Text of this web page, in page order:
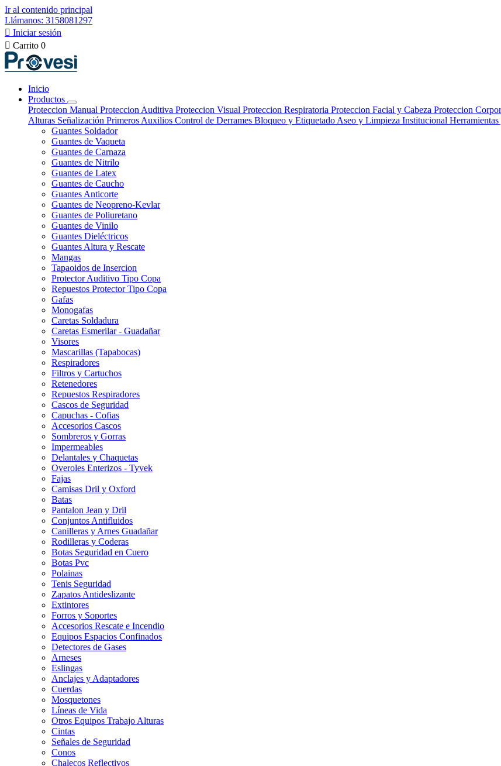
Ir al contenido principal
Llámanos: 3158081297
 Iniciar sesión
 Carrito 0
Inicio
Productos
Proteccion Manual Proteccion Auditiva Proteccion Visual Proteccion Respiratoria Proteccion Facial y Cabeza Proteccion
Alturas Señalización Primeros Auxilios Control de Derrames Bloqueo y Etiquetado Aseo y Limpieza Institucional
Guantes Soldador
Guantes de Vaqueta
Guantes de Carnaza
Guantes de Nitrilo
Guantes de Latex
Guantes de Caucho
Guantes Anticorte
Guantes de Neopreno-Kevlar
Guantes de Poliuretano
Guantes de Vinilo
Guantes Dieléctricos
Guantes Altura y Rescate
Mangas
Tapaoidos de Insercion
Protector Auditivo Tipo Copa
Repuestos Protector Tipo Copa
Gafas
Monogafas
Caretas Soldadura
Caretas Esmerilar - Guadañar
Visores
Mascarillas (Tapabocas)
Respiradores
Filtros y Cartuchos
Retenedores
Repuestos Respiradores
Cascos de Seguridad
Capuchas - Cofias
Accesorios Cascos
Sombreros y Gorras
Impermeables
Delantales y Chaquetas
Overoles Enterizos - Tyvek
Fajas
Camisas Dril y Oxford
Batas
Pantalon Jean y Dril
Conjuntos Antifluidos
Canilleras y Arnes Guadañar
Rodilleras y Coderas
Botas Seguridad en Cuero
Botas Pvc
Polainas
Tenis Seguridad
Zapatos Antideslizante
Extintores
Forros y Soportes
Accesorios Rescate e Incendio
Equipos Espacios Confinados
Detectores de Gases
Arneses
Eslingas
Anclajes y Adaptadores
Cuerdas
Mosquetones
Líneas de Vida
Otros Equipos Trabajo Alturas
Cintas
Señales de Seguridad
Conos
Chalecos Reflectivos